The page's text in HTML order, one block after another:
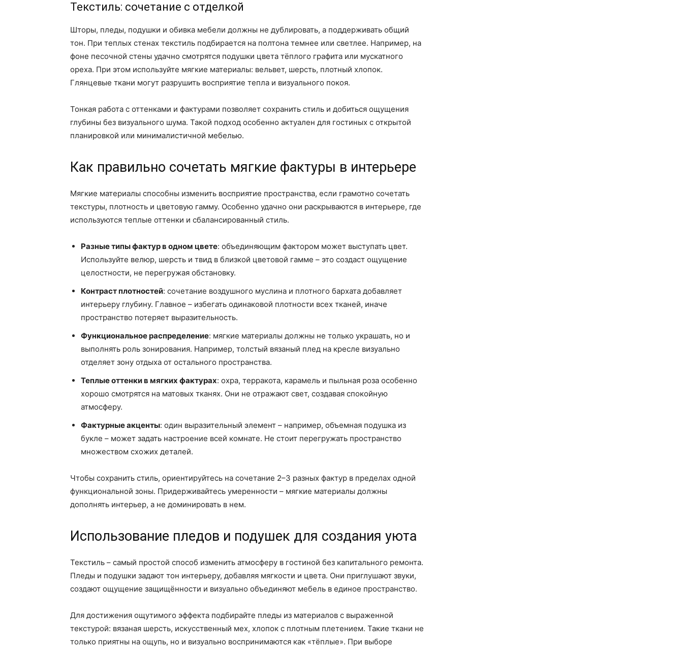
Текстиль: сочетание с отделкой
Шторы, пледы, подушки и обивка мебели должны не дублировать, а поддерживать общий
тон. При теплых стенах текстиль подбирается на полтона темнее или светлее. Например, на
фоне песочной стены удачно смотрятся подушки цвета тёплого графита или мускатного
ореха. При этом используйте мягкие материалы: вельвет, шерсть, плотный хлопок.
Глянцевые ткани могут разрушить восприятие тепла и визуального покоя.
Тонкая работа с оттенками и фактурами позволяет сохранить стиль и добиться ощущения
глубины без визуального шума. Такой подход особенно актуален для гостиных с открытой
планировкой или минималистичной мебелью.
Как правильно сочетать мягкие фактуры в интерьере
Мягкие материалы способны изменить восприятие пространства, если грамотно сочетать
текстуры, плотность и цветовую гамму. Особенно удачно они раскрываются в интерьере, где
используются теплые оттенки и сбалансированный стиль.
Разные типы фактур в одном цвете: объединяющим фактором может выступать цвет.
Используйте велюр, шерсть и твид в близкой цветовой гамме – это создаст ощущение
целостности, не перегружая обстановку.
Контраст плотностей: сочетание воздушного муслина и плотного бархата добавляет
интерьеру глубину. Главное – избегать одинаковой плотности всех тканей, иначе
пространство потеряет выразительность.
Функциональное распределение: мягкие материалы должны не только украшать, но и
выполнять роль зонирования. Например, толстый вязаный плед на кресле визуально
отделяет зону отдыха от остального пространства.
Теплые оттенки в мягких фактурах: охра, терракота, карамель и пыльная роза особенно
хорошо смотрятся на матовых тканях. Они не отражают свет, создавая спокойную
атмосферу.
Фактурные акценты: один выразительный элемент – например, объемная подушка из
букле – может задать настроение всей комнате. Не стоит перегружать пространство
множеством схожих деталей.
Чтобы сохранить стиль, ориентируйтесь на сочетание 2–3 разных фактур в пределах одной
функциональной зоны. Придерживайтесь умеренности – мягкие материалы должны
дополнять интерьер, а не доминировать в нем.
Использование пледов и подушек для создания уюта
Текстиль – самый простой способ изменить атмосферу в гостиной без капитального ремонта.
Пледы и подушки задают тон интерьеру, добавляя мягкости и цвета. Они приглушают звуки,
создают ощущение защищённости и визуально объединяют мебель в единое пространство.
Для достижения ощутимого эффекта подбирайте пледы из материалов с выраженной
текстурой: вязаная шерсть, искусственный мех, хлопок с плотным плетением. Такие ткани не
только приятны на ощупь, но и визуально воспринимаются как «тёплые». При выборе